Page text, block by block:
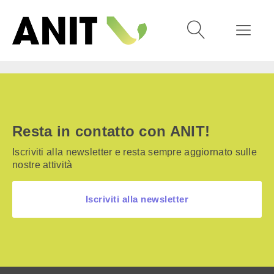
Resta in contatto con ANIT!
Iscriviti alla newsletter e resta sempre aggiornato sulle
nostre attività
Iscriviti alla newsletter